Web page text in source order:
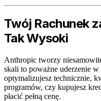
Twój Rachunek
Tak Wysoki
Anthropic tworzy
skali to poważne uderzenie
optymalizujesz technicznie,
programów, czy kupujesz
płacić pełną cenę.